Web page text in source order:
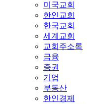
미국교회
한인교회
한국교회
세계교회
교회주소록
금융
증권
기업
부동산
한인경제